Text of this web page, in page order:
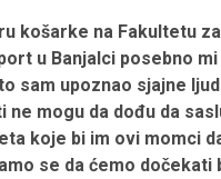
košarke na Fakultetu
u Banjalci posebno mi
sam upoznao sjajne
ne mogu da dođu da
koje bi im ovi momci
se da ćemo dočekati